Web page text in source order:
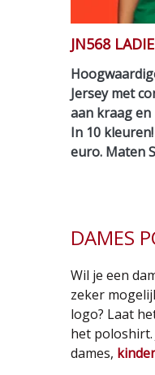
JN568
Jersey met
aan kraag en
In 10
euro. Maten
DAMES
Wil je een
zeker
logo? Laat
het
dames, kinder